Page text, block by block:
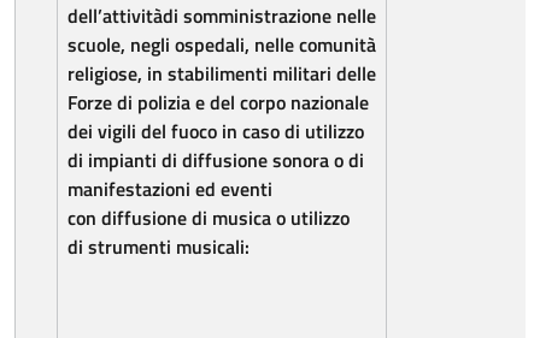
dell’attivitàdi somministrazione nelle
scuole, negli ospedali, nelle comunità
religiose, in stabilimenti militari delle
Forze di polizia e del corpo nazionale
dei vigili del fuoco in caso di utilizzo
di impianti di diffusionesonoraodi
manifestazioni ed eventi
con diffusionedi musicao utilizzo
di strumenti musicali: